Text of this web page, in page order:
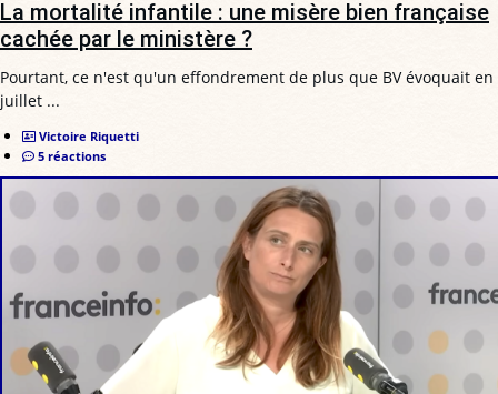
La mortalité infantile : une misère bien française
cachée par le ministère ?
Pourtant, ce n'est qu'un effondrement de plus que BV évoquait en
juillet ...
Victoire Riquetti
5 réactions